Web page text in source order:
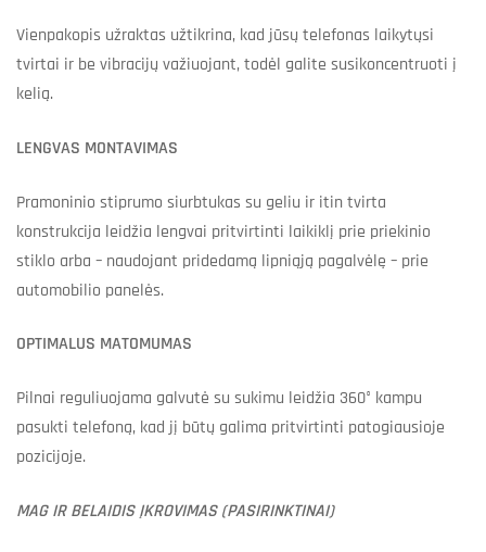
Vienpakopis užraktas užtikrina, kad jūsų telefonas laikytųsi
tvirtai ir be vibracijų važiuojant, todėl galite susikoncentruoti į
kelią.
LENGVAS MONTAVIMAS
Pramoninio stiprumo siurbtukas su geliu ir itin tvirta
konstrukcija leidžia lengvai pritvirtinti laikiklį prie priekinio
stiklo arba – naudojant pridedamą lipniąją pagalvėlę – prie
automobilio panelės.
OPTIMALUS MATOMUMAS
Pilnai reguliuojama galvutė su sukimu leidžia 360° kampu
pasukti telefoną, kad jį būtų galima pritvirtinti patogiausioje
pozicijoje.
MAG IR BELAIDIS ĮKROVIMAS (PASIRINKTINAI)